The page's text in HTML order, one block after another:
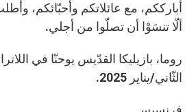
أُبارككم، مع عائلاتكم وأحبّائكم،
ألّا تنسَوْا أن تصلّوا من أجلي.
الثّاني/يناير 2025.